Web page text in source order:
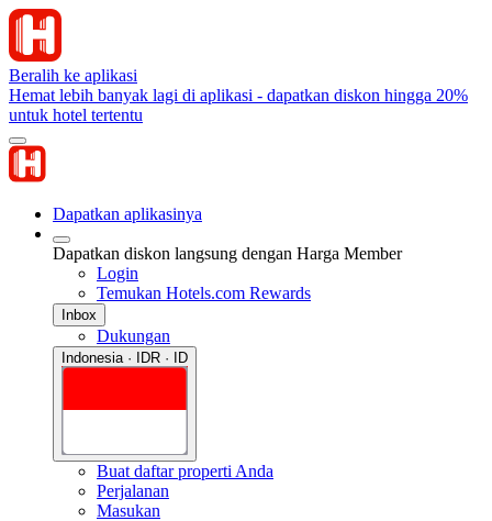
Beralih ke aplikasi
Hemat lebih banyak lagi di aplikasi - dapatkan diskon hingga 20%
untuk hotel tertentu
Dapatkan aplikasinya
Dapatkan diskon langsung dengan Harga Member
Login
Temukan Hotels.com Rewards
Inbox
Dukungan
Indonesia · IDR · ID
Buat daftar properti Anda
Perjalanan
Masukan